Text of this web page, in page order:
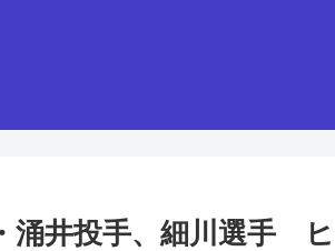
涌井投手、細川選手